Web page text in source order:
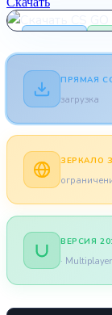
55 000+
ПРЯМАЯ
загрузка
ЗЕРКАЛО
ВЕРСИЯ
· Multiplayer